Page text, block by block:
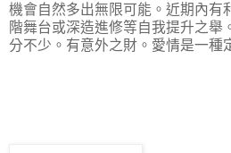
機會自然多出無限可能。近期內有
階舞台或深造進修等自我提升之舉
分不少。有意外之財。愛情是一種